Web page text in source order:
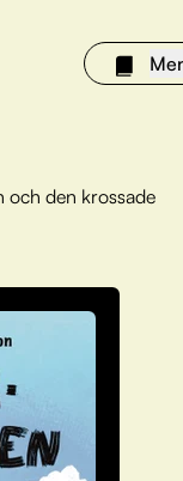
och den krossade